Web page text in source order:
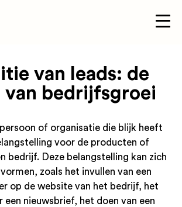
van leads: de
van bedrijfsgroei
persoon of organisatie die blijk heeft
voor de producten of
bedrijf. Deze belangstelling kan zich
zoals het invullen van een
op de website van het bedrijf, het
een nieuwsbrief, het doen van een